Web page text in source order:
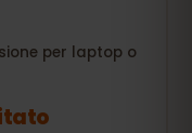
per laptop o